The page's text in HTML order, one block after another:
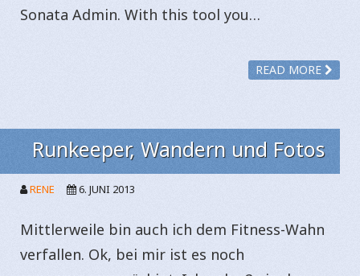
Sonata Admin. With this tool you…
READ MORE
Runkeeper, Wandern und Fotos
RENE 6. JUNI 2013
Mittlerweile bin auch ich dem Fitness-Wahn
verfallen. Ok, bei mir ist es noch